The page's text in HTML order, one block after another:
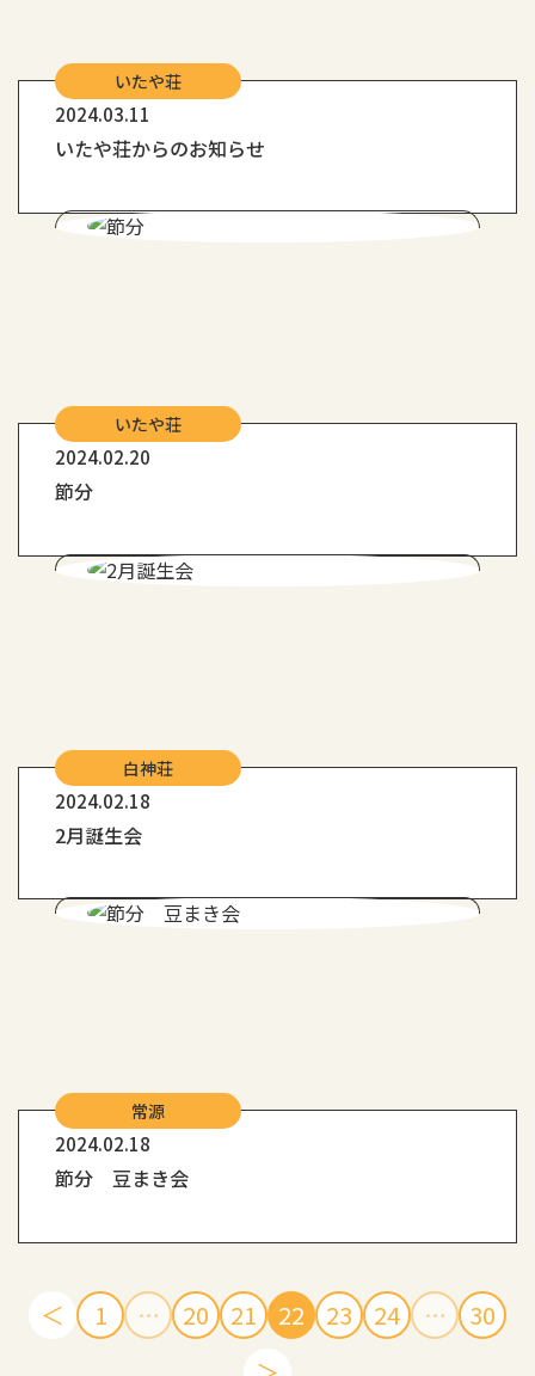
いたや荘
2024.03.11
いたや荘からのお知らせ
いたや荘
2024.02.20
節分
白神荘
2024.02.18
2月誕生会
常源
2024.02.18
節分 豆まき会
＜ 1 … 20 21 22 23 24 …
30